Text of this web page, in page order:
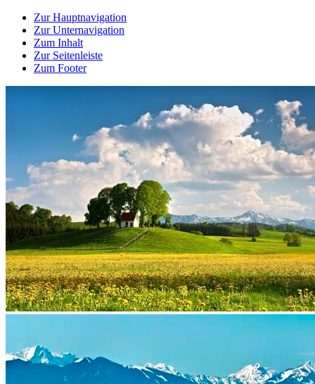
Zur Hauptnavigation
Zur Unternavigation
Zum Inhalt
Zur Seitenleiste
Zum Footer